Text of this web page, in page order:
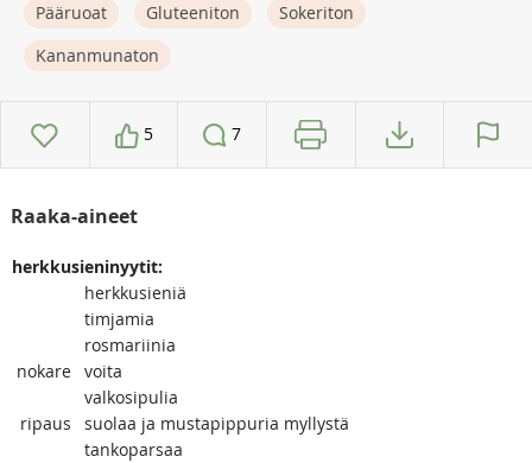
Pääruoat Gluteeniton
Sokeriton
Kananmunaton
5 7
Raaka-aineet
herkkusieninyytit:
herkkusieniä
timjamia
rosmariinia
nokare voita
valkosipulia
ripaus
suolaa ja mustapippuria myllystä
tankoparsaa